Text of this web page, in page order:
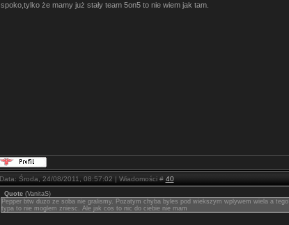
spoko,tylko że mamy już stały team 5on5 to nie wiem jak tam.
Data: Środa, 24/08/2011, 08:57:02 | Wiadomości # 40
Quote(VanitaS)
Pepper btw duzo ze soba nie gralismy. Pozatym chyba byles pod wiekszym wplywem wiela a tego
typa to nie moglem zniesc. Ale jak cos to nic do ciebie nie mam